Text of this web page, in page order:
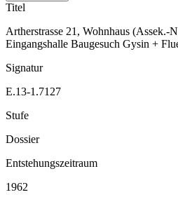
Titel
Artherstrasse 21, Wohnhaus (Assek.-
Eingangshalle Baugesuch Gysin +
Signatur
E.13-1.7127
Stufe
Dossier
Entstehungszeitraum
1962